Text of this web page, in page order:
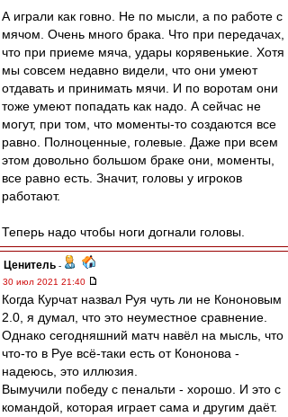
А играли как говно. Не по мысли, а по работе с
мячом. Очень много брака. Что при передачах,
что при приеме мяча, удары корявенькие. Хотя
мы совсем недавно видели, что они умеют
отдавать и принимать мячи. И по воротам они
тоже умеют попадать как надо. А сейчас не
могут, при том, что моменты-то создаются все
равно. Полноценные, голевые. Даже при всем
этом довольно большом браке они, моменты,
все равно есть. Значит, головы у игроков
работают.
Теперь надо чтобы ноги догнали головы.
Ценитель -
30 июл 2021 21:40
Когда Курчат назвал Руя чуть ли не Кононовым
2.0, я думал, что это неуместное сравнение.
Однако сегодняшний матч навёл на мысль, что
что-то в Руе всё-таки есть от Кононова -
надеюсь, это иллюзия.
Вымучили победу с пенальти - хорошо. И это с
командой, которая играет сама и другим даёт.